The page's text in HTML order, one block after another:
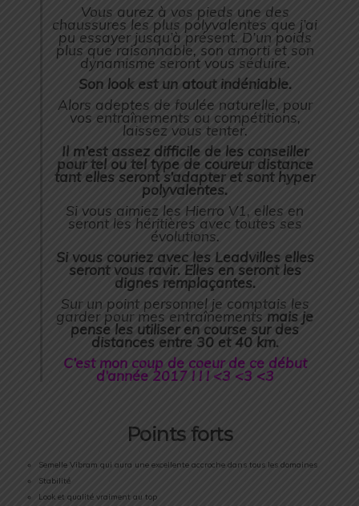
Vous aurez à vos pieds une des
chaussures les plus polyvalentes que j’ai
pu essayer jusqu’à présent. D’un poids
plus que raisonnable, son amorti et son
dynamisme seront vous séduire.
Son look est un atout indéniable.
Alors adeptes de foulée naturelle, pour
vos entraînements ou compétitions,
laissez vous tenter.
Il m’est assez difficile de les conseiller
pour tel ou tel type de coureur distance
tant elles seront s’adapter et sont hyper
polyvalentes.
Si vous aimiez les Hierro V1, elles en
seront les héritières avec toutes ses
évolutions.
Si vous couriez avec les Leadvilles elles
seront vous ravir. Elles en seront les
dignes remplaçantes.
Sur un point personnel je comptais les
garder pour mes entraînements mais je
pense les utiliser en course sur des
distances entre 30 et 40 km.
C’est mon coup de coeur de ce début
d’année 2017 ! ! ! <3 <3 <3
Points forts
Semelle Vibram qui aura une excellente accroche dans tous les domaines
Stabilité
Look et qualité vraiment au top